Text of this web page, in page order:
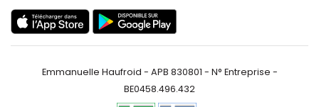
Emmanuelle Haufroid - APB 830801 - N° Entreprise -
BE0458.496.432